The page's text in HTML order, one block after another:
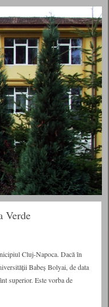
Verde
Cluj-Napoca. Dacă în
Babeș Bolyai, de data
superior. Este vorba de